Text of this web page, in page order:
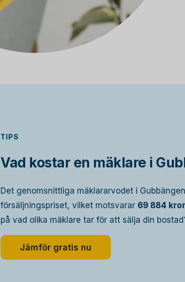
TIPS
Vad kostar en mäklare i
Det genomsnittliga mäklararvodet i
försäljningspriset, vilket motsvarar 69 884
på vad olika mäklare tar för att sälja din
Jämför gratis nu